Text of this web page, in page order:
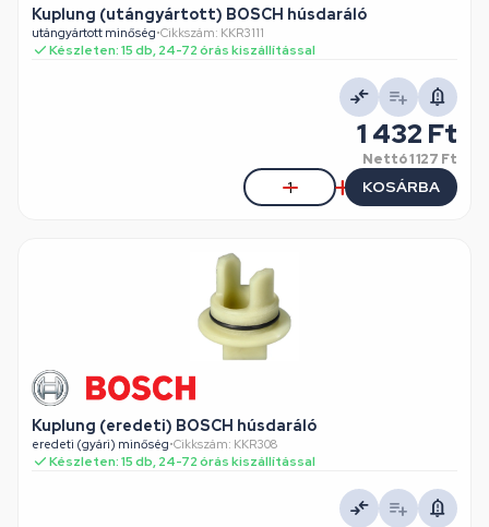
Kuplung (utángyártott) BOSCH húsdaráló
utángyártott minőség•Cikkszám: KKR3111
Készleten: 15 db, 24-72 órás kiszállítással
1 432 Ft
Nettó1 127 Ft
KOSÁRBA
Kuplung (eredeti) BOSCH húsdaráló
eredeti (gyári) minőség•Cikkszám: KKR308
Készleten: 15 db, 24-72 órás kiszállítással